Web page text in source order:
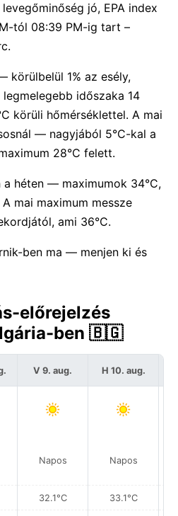
jó, EPA index
tól 08:39 PM-ig tart –
körülbelül 1% az esély,
időszaka 14
körüli hőmérséklettel. A mai
— nagyjából 5°C-kal a
28°C felett.
a héten — maximumok 34°C,
mai maximum messze
ami 36°C.
ben ma — menjen ki és
előrejelzés
ben 🇧🇬
V 9. aug.
Napos
32.1°C
H 10. aug.
Napos
33.1°C